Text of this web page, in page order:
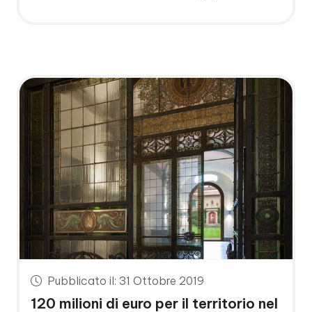
Pubblicato il: 31 Ottobre 2019
120 milioni di euro per il territorio nel